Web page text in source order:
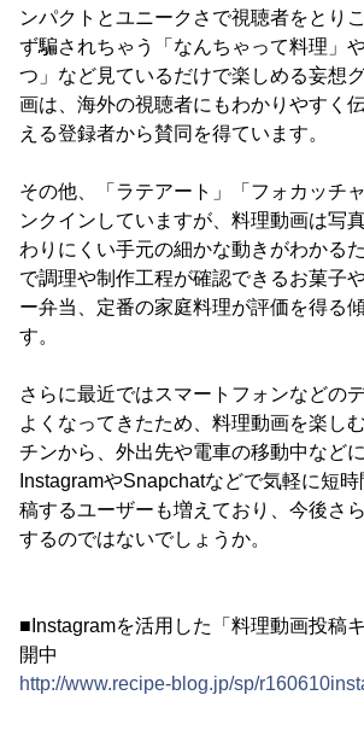
ンパクトとユニークさで視聴者をとり
ず騙されちゃう「なんちゃって料理」
つ」など見ているだけで楽しめる妄想
画は、海外の視聴者にもわかりやすく
える登録者から賛同を得ています。
その他、「ラテアート」「フォカッチ
ンクインしていますが、料理動画は写
わりにくい手元の細かな動きがわかる
で調理や制作工程が確認できるお菓子
ー弁当、定番の家庭料理が評価を得る
す。
さらに最近ではスマートフォンなどの
よくなってきたため、料理動画を楽し
チンから、外出先や電車の移動中など
InstagramやSnapchatなどで気軽に短
稿するユーザーも増えており、今後さ
するのではないでしょうか。
■Instagramを活用した「料理動画投稿
開中
http://www.recipe-blog.jp/sp/